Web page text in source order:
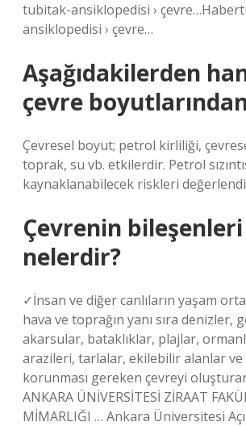
tubitak-ansiklopedisi ›
ansiklopedisi › çevre…
Aşağıdakilerden
çevre
Çevresel boyut; petrol kirliliği,
toprak, su vb. etkilerdir. Petrol
kaynaklanabilecek riskleri
Çevrenin bileşenleri
nelerdir?
✓İnsan ve diğer canlıların yaşam
hava ve toprağın yanı sıra denizler,
akarsular, bataklıklar, plajlar,
arazileri, tarlalar, ekilebilir alanlar ve
korunması gereken çevreyi
ANKARA ÜNİVERSİTESİ ZİRAAT
MİMARLIĞI … Ankara Üniversitesi